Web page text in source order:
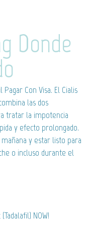
Donde
Con Visa. El Cialis
las dos
tratar la impotencia
y efecto prolongado.
y estar listo para
o incluso durante el
NOW!